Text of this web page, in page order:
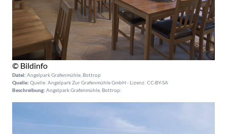
© Bildinfo
Datei: Angelpark Grafenmühle, Bottrop
Quelle: Quelle: Angelpark Zur Grafenmühle GmbH · Lizenz: CC-BY-SA
Beschreibung: Angelpark Grafenmühle, Bottrop: